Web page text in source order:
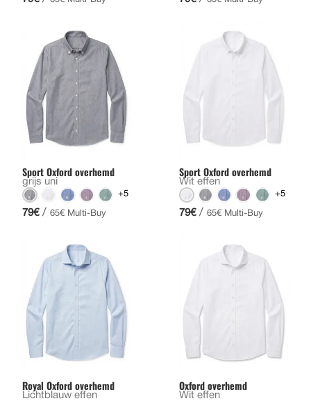
Sport Oxford overhemd
grijs uni
+5
79€ / 65€ Multi-Buy
Sport Oxford overhemd
Wit effen
+5
79€ / 65€ Multi-Buy
Royal Oxford overhemd
Lichtblauw effen
Oxford overhemd
Wit effen